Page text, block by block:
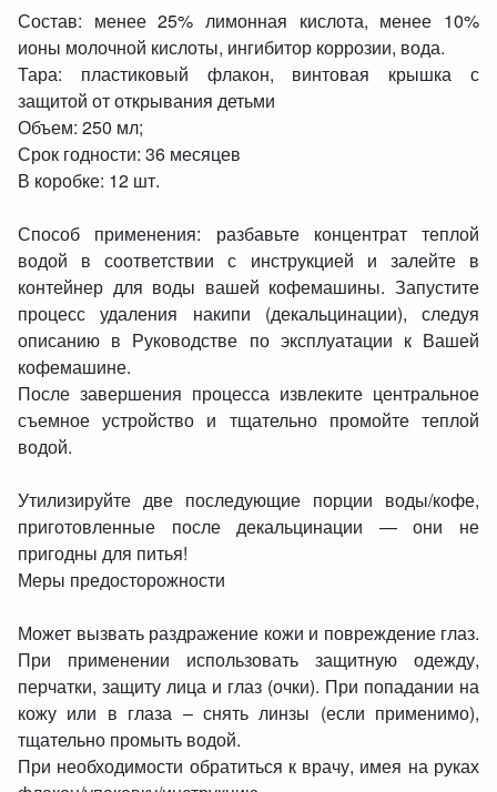
Состав: менее 25% лимонная кислота, менее 10%
ионы молочной кислоты, ингибитор коррозии, вода.
Тара: пластиковый флакон, винтовая крышка с
защитой от открывания детьми
Объем: 250 мл;
Срок годности: 36 месяцев
В коробке: 12 шт.
Способ применения: разбавьте концентрат теплой
водой в соответствии с инструкцией и залейте в
контейнер для воды вашей кофемашины. Запустите
процесс удаления накипи (декальцинации), следуя
описанию в Руководстве по эксплуатации к Вашей
кофемашине.
После завершения процесса извлеките центральное
съемное устройство и тщательно промойте теплой
водой.
Утилизируйте две последующие порции воды/кофе,
приготовленные после декальцинации — они не
пригодны для питья!
Меры предосторожности
Может вызвать раздражение кожи и повреждение глаз.
При применении использовать защитную одежду,
перчатки, защиту лица и глаз (очки). При попадании на
кожу или в глаза – снять линзы (если применимо),
тщательно промыть водой.
При необходимости обратиться к врачу, имея на руках